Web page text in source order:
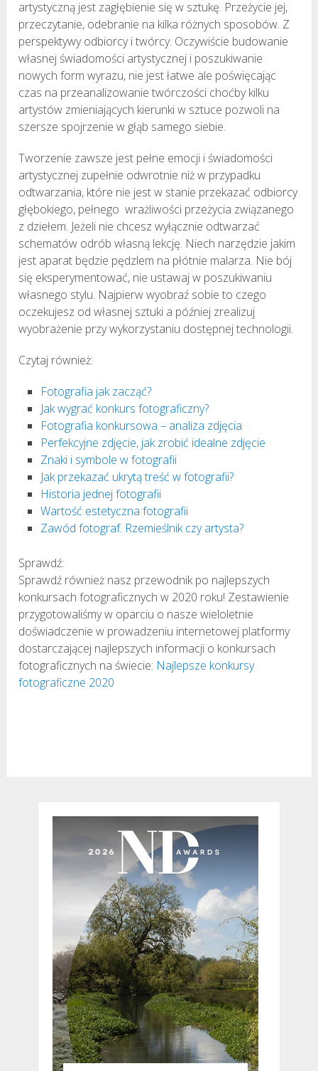
artystyczną jest zagłębienie się w sztukę. Przeżycie jej,
przeczytanie, odebranie na kilka różnych sposobów. Z
perspektywy odbiorcy i twórcy. Oczywiście budowanie
własnej świadomości artystycznej i poszukiwanie
nowych form wyrazu, nie jest łatwe ale poświęcając
czas na przeanalizowanie twórczości choćby kilku
artystów zmieniających kierunki w sztuce pozwoli na
szersze spojrzenie w głąb samego siebie.
Tworzenie zawsze jest pełne emocji i świadomości
artystycznej zupełnie odwrotnie niż w przypadku
odtwarzania, które nie jest w stanie przekazać odbiorcy
głębokiego, pełnego wrażliwości przeżycia związanego
z dziełem. Jeżeli nie chcesz wyłącznie odtwarzać
schematów odrób własną lekcję. Niech narzędzie jakim
jest aparat będzie pędzlem na płótnie malarza. Nie bój
się eksperymentować, nie ustawaj w poszukiwaniu
własnego stylu. Najpierw wyobraź sobie to czego
oczekujesz od własnej sztuki a później zrealizuj
wyobrażenie przy wykorzystaniu dostępnej technologii.
Czytaj również:
Fotografia jak zacząć?
Jak wygrać konkurs fotograficzny?
Fotografia konkursowa – analiza zdjęcia
Perfekcyjne zdjęcie, jak zrobić idealne zdjęcie
Znaki i symbole w fotografii
Jak przekazać ukrytą treść w fotografii?
Historia jednej fotografii
Wartość estetyczna fotografii
Zawód fotograf. Rzemieślnik czy artysta?
Sprawdź:
Sprawdź również nasz przewodnik po najlepszych
konkursach fotograficznych w 2020 roku! Zestawienie
przygotowaliśmy w oparciu o nasze wieloletnie
doświadczenie w prowadzeniu internetowej platformy
dostarczającej najlepszych informacji o konkursach
fotograficznych na świecie: Najlepsze konkursy
fotograficzne 2020